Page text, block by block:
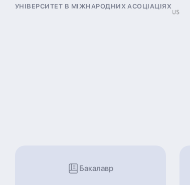
Університет в міжнародних асоціаціях
Бакалавр